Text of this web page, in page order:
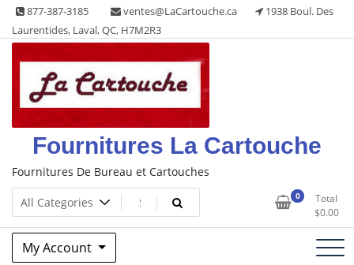
Skip
content
877-387-3185 ventes@LaCartouche.ca
1938 Boul. Des
Laurentides, Laval, QC, H7M2R3
Fournitures La Cartouche
Fournitures De Bureau et Cartouches
0
Total
$0.00
My Account